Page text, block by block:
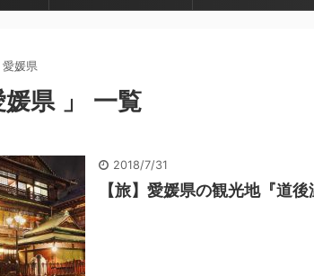
愛媛県
媛県 」 一覧
2018/7/31
【旅】愛媛県の観光地『道